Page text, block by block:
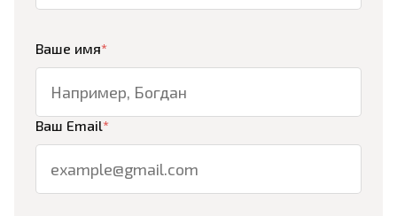
Ваше имя*
Ваш Email*